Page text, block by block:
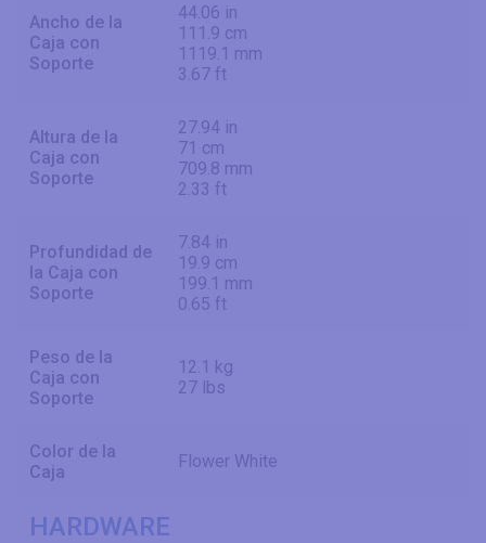
Ancho de la
Caja con
Soporte
44.06 in
111.9 cm
1119.1 mm
3.67 ft
Altura de la
Caja con
Soporte
27.94 in
71 cm
709.8 mm
2.33 ft
Profundidad de
la Caja con
Soporte
7.84 in
19.9 cm
199.1 mm
0.65 ft
Peso de la
Caja con
Soporte
12.1 kg
27 lbs
Color de la
Caja
Flower White
HARDWARE